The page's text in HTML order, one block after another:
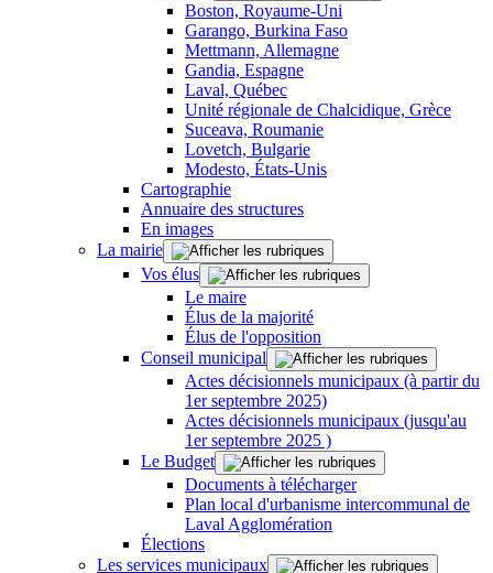
Boston, Royaume-Uni
Garango, Burkina Faso
Mettmann, Allemagne
Gandia, Espagne
Laval, Québec
Unité régionale de Chalcidique, Grèce
Suceava, Roumanie
Lovetch, Bulgarie
Modesto, États-Unis
Cartographie
Annuaire des structures
En images
La mairie
Vos élus
Le maire
Élus de la majorité
Élus de l'opposition
Conseil municipal
Actes décisionnels municipaux (à partir du
1er septembre 2025)
Actes décisionnels municipaux (jusqu'au
1er septembre 2025 )
Le Budget
Documents à télécharger
Plan local d'urbanisme intercommunal de
Laval Agglomération
Élections
Les services municipaux